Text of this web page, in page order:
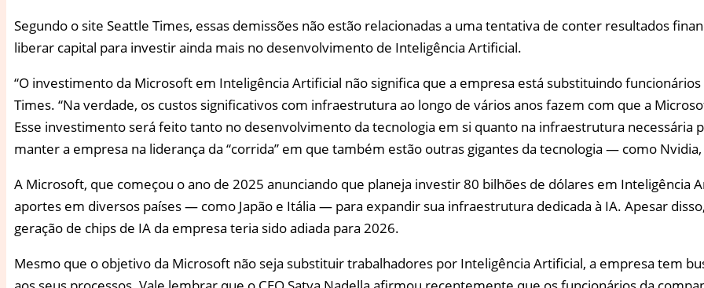
Segundo o site Seattle Times, essas demissões não estão relacionadas a uma tentativa de conter resultados
liberar capital para investir ainda mais no desenvolvimento de Inteligência Artificial.
“O investimento da Microsoft em Inteligência Artificial não significa que a empresa está substituindo
Times. “Na verdade, os custos significativos com infraestrutura ao longo de vários anos fazem com que a
Esse investimento será feito tanto no desenvolvimento da tecnologia em si quanto na infraestrutura necessária
manter a empresa na liderança da “corrida” em que também estão outras gigantes da tecnologia — como
A Microsoft, que começou o ano de 2025 anunciando que planeja investir 80 bilhões de dólares em Inteligência
aportes em diversos países — como Japão e Itália — para expandir sua infraestrutura dedicada à IA. Apesar
geração de chips de IA da empresa teria sido adiada para 2026.
Mesmo que o objetivo da Microsoft não seja substituir trabalhadores por Inteligência Artificial, a empresa tem